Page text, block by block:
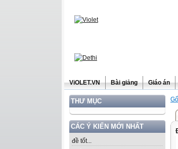
ViOLET.VN Bài giảng Giáo án
THƯ MỤC
CÁC Ý KIẾN MỚI NHẤT
đề tốt...